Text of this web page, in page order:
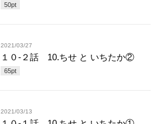
50pt
2021/03/27
１０-２話 10.ちせ と いちたか②
65pt
2021/03/13